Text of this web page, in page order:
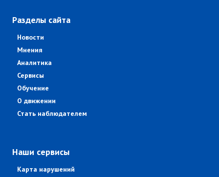
Разделы сайта
Новости
Мнения
Аналитика
Сервисы
Обучение
О движении
Стать наблюдателем
Наши сервисы
Карта нарушений